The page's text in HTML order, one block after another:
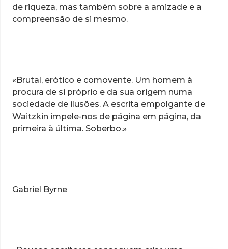
de riqueza, mas também sobre a amizade e a
compreensão de si mesmo.
«Brutal, erótico e comovente. Um homem à
procura de si próprio e da sua origem numa
sociedade de ilusões. A escrita empolgante de
Waitzkin impele-nos de página em página, da
primeira à última. Soberbo.»
Gabriel Byrne